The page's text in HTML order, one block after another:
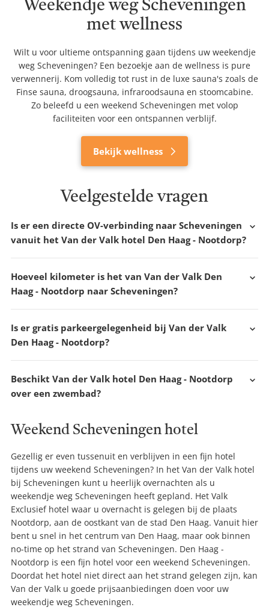
Weekendje weg Scheveningen
met wellness
Wilt u voor ultieme ontspanning gaan tijdens uw weekendje
weg Scheveningen? Een bezoekje aan de wellness is pure
verwennerij. Kom volledig tot rust in de luxe sauna's zoals de
Finse sauna, droogsauna, infraroodsauna en stoomcabine.
Zo beleefd u een weekend Scheveningen met volop
faciliteiten voor een ontspannen verblijf.
Bekijk wellness
Veelgestelde vragen
Is er een directe OV-verbinding naar Scheveningen
vanuit het Van der Valk hotel Den Haag - Nootdorp?
Hoeveel kilometer is het van Van der Valk Den
Haag - Nootdorp naar Scheveningen?
Is er gratis parkeergelegenheid bij Van der Valk
Den Haag - Nootdorp?
Beschikt Van der Valk hotel Den Haag - Nootdorp
over een zwembad?
Weekend Scheveningen hotel
Gezellig er even tussenuit en verblijven in een fijn hotel
tijdens uw weekend Scheveningen? In het Van der Valk hotel
bij Scheveningen kunt u heerlijk overnachten als u
weekendje weg Scheveningen heeft gepland. Het Valk
Exclusief hotel waar u overnacht is gelegen bij de plaats
Nootdorp, aan de oostkant van de stad Den Haag. Vanuit hier
bent u snel in het centrum van Den Haag, maar ook binnen
no-time op het strand van Scheveningen. Den Haag -
Nootdorp is een fijn hotel voor een weekend Scheveningen.
Doordat het hotel niet direct aan het strand gelegen zijn, kan
Van der Valk u goede prijsaanbiedingen doen voor uw
weekendje weg Scheveningen.